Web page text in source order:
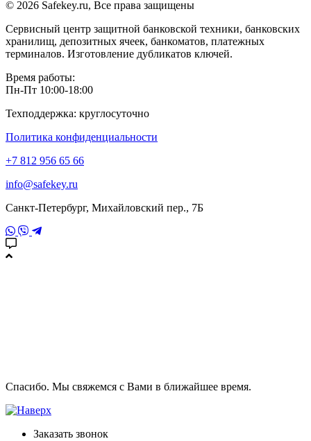
© 2026 Safekey.ru, Все права защищены
Сервисный центр защитной банковской техники, банковских
хранилищ, депозитных ячеек, банкоматов, платежных
терминалов. Изготовление дубликатов ключей.
Время работы:
Пн-Пт 10:00-18:00
Техподдержка: круглосуточно
Политика конфиденциальности
+7 812 956 65 66
info@safekey.ru
Санкт-Петербург, Михайловский пер., 7Б
Спасибо. Мы свяжемся с Вами в ближайшее время.
Заказать звонок